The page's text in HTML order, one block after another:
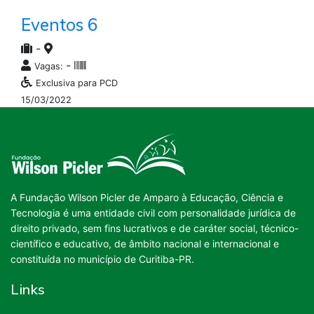
Eventos 6
-
Vagas: -
Exclusiva para PCD
15/03/2022
A Fundação Wilson Picler de Amparo à Educação, Ciência e
Tecnologia é uma entidade civil com personalidade jurídica de
direito privado, sem fins lucrativos e de caráter social, técnico-
científico e educativo, de âmbito nacional e internacional e
constituída no município de Curitiba-PR.
Links